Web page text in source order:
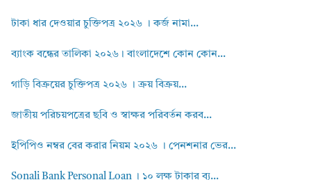
টাকা ধার দেওয়ার চুক্তিপত্র ২০২৬ । কর্জ নামা...
ব্যাংক বন্ধের তালিকা ২০২৬। বাংলাদেশে কোন কোন...
গাড়ি বিক্রয়ের চুক্তিপত্র ২০২৬ । ক্রয় বিক্রয়...
জাতীয় পরিচয়পত্রের ছবি ও স্বাক্ষর পরিবর্তন করব...
ইপিপিও নম্বর বের করার নিয়ম ২০২৬ । পেনশনার ভের...
Sonali Bank Personal Loan । ১০ লক্ষ টাকার ব্য...